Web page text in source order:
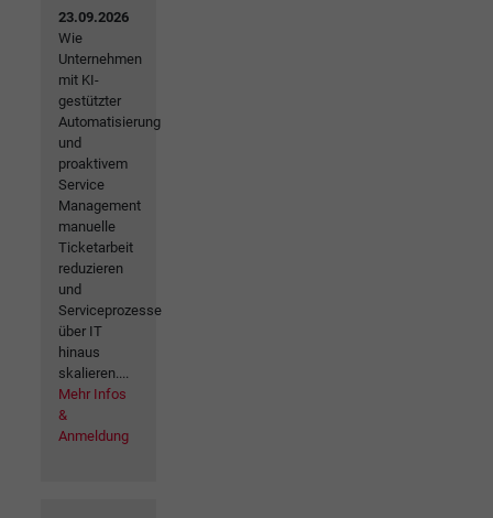
23.09.2026
Wie
Unternehmen
mit KI-
gestützter
Automatisierung
und
proaktivem
Service
Management
manuelle
Ticketarbeit
reduzieren
und
Serviceprozesse
über IT
hinaus
skalieren....
Mehr Infos
&
Anmeldung